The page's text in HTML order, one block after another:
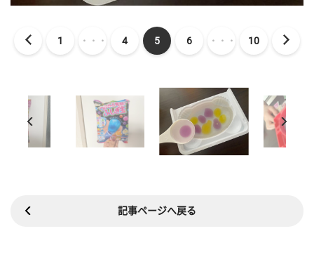
1 ・・・ 4 5 6 ・・・ 10
記事ページへ戻る